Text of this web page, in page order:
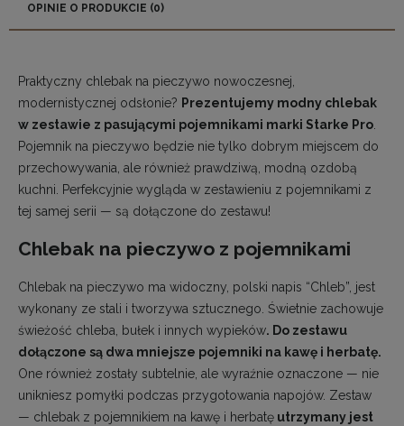
OPINIE O PRODUKCIE (0)
Praktyczny chlebak na pieczywo nowoczesnej,
modernistycznej odsłonie? Prezentujemy modny chlebak
w zestawie z pasującymi pojemnikami marki Starke Pro
Pojemnik na pieczywo będzie nie tylko dobrym miejscem do
przechowywania, ale również prawdziwą, modną ozdobą
kuchni. Perfekcyjnie wygląda w zestawieniu z pojemnikami z
tej samej serii — są dołączone do zestawu!
Chlebak na pieczywo z pojemnikami
Chlebak na pieczywo ma widoczny, polski napis “Chleb”, jest
wykonany ze stali i tworzywa sztucznego. Świetnie zachowuje
świeżość chleba, bułek i innych wypieków. Do zestawu
dołączone są dwa mniejsze pojemniki na kawę i herbatę.
One również zostały subtelnie, ale wyraźnie oznaczone — nie
unikniesz pomyłki podczas przygotowania napojów. Zestaw
— chlebak z pojemnikiem na kawę i herbatę utrzymany jest